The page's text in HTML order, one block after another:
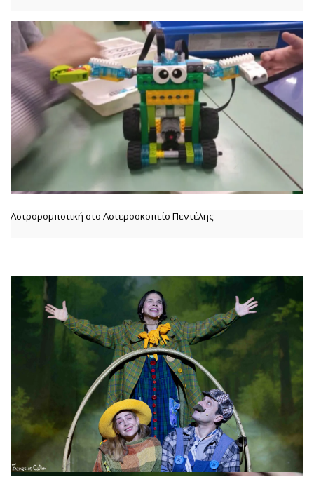
Αστρορομποτική στο Αστεροσκοπείο Πεντέλης